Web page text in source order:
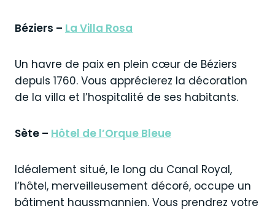
Béziers – La Villa Rosa
Un havre de paix en plein cœur de Béziers
depuis 1760. Vous apprécierez la décoration
de la villa et l’hospitalité de ses habitants.
Sète – Hôtel de l’Orque Bleue
Idéalement situé, le long du Canal Royal,
l’hôtel, merveilleusement décoré, occupe un
bâtiment haussmannien. Vous prendrez votre